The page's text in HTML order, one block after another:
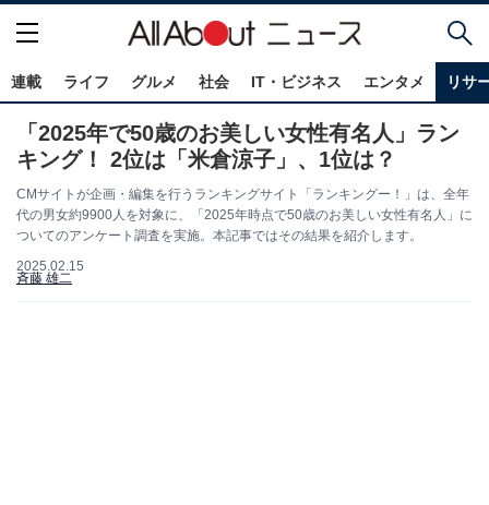
連載 ライフ グルメ 社会 IT・ビジネス エンタメ リサ
「2025年で50歳のお美しい女性有名人」ラン
キング！ 2位は「米倉涼子」、1位は？
CMサイトが企画・編集を行うランキングサイト「ランキングー！」は、全年
代の男女約9900人を対象に、「2025年時点で50歳のお美しい女性有名人」に
ついてのアンケート調査を実施。本記事ではその結果を紹介します。
2025.02.15
斉藤 雄二